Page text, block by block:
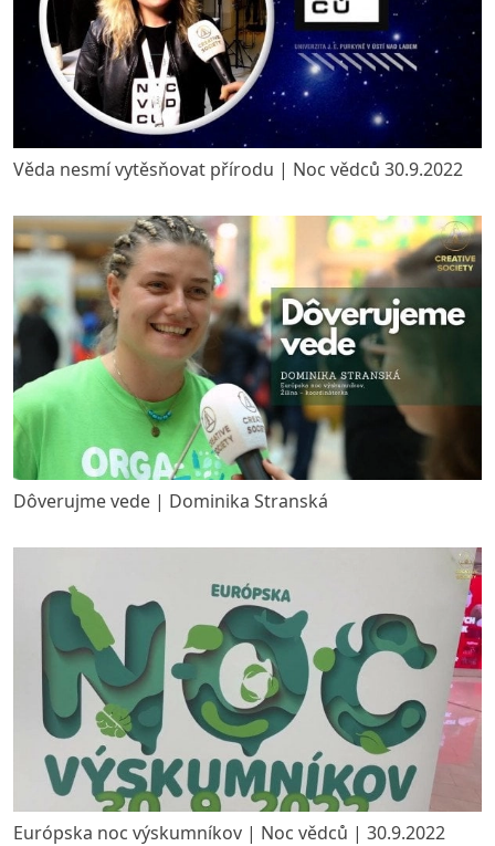
Věda nesmí vytěsňovat přírodu | Noc vědců 30.9.2022
Dôverujme vede | Dominika Stranská
Európska noc výskumníkov | Noc vědců | 30.9.2022